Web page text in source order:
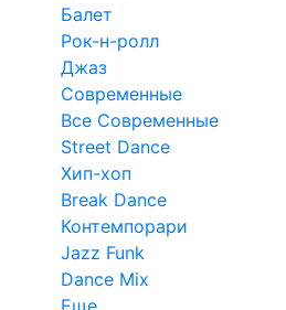
Балет
Рок-н-ролл
Джаз
Современные
Все Современные
Street Dance
Хип-хоп
Break Dance
Контемпорари
Jazz Funk
Dance Mix
Еще